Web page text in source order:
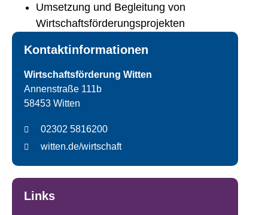
Umsetzung und Begleitung von
Wirtschaftsförderungsprojekten
Kontaktinformationen
Wirtschaftsförderung Witten
Annenstraße 111b
58453 Witten
02302 5816200
witten.de/wirtschaft
Links